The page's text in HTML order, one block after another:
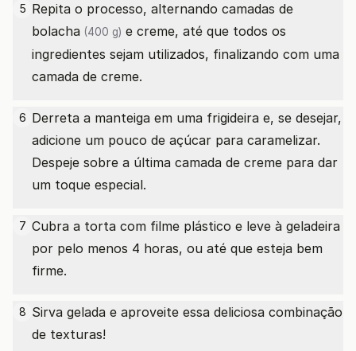
5 Repita o processo, alternando camadas de
bolacha (400 g) e creme, até que todos os
ingredientes sejam utilizados, finalizando com uma
camada de creme.
6 Derreta a manteiga em uma frigideira e, se desejar,
adicione um pouco de açúcar para caramelizar.
Despeje sobre a última camada de creme para dar
um toque especial.
7 Cubra a torta com filme plástico e leve à geladeira
por pelo menos 4 horas, ou até que esteja bem
firme.
8 Sirva gelada e aproveite essa deliciosa combinação
de texturas!